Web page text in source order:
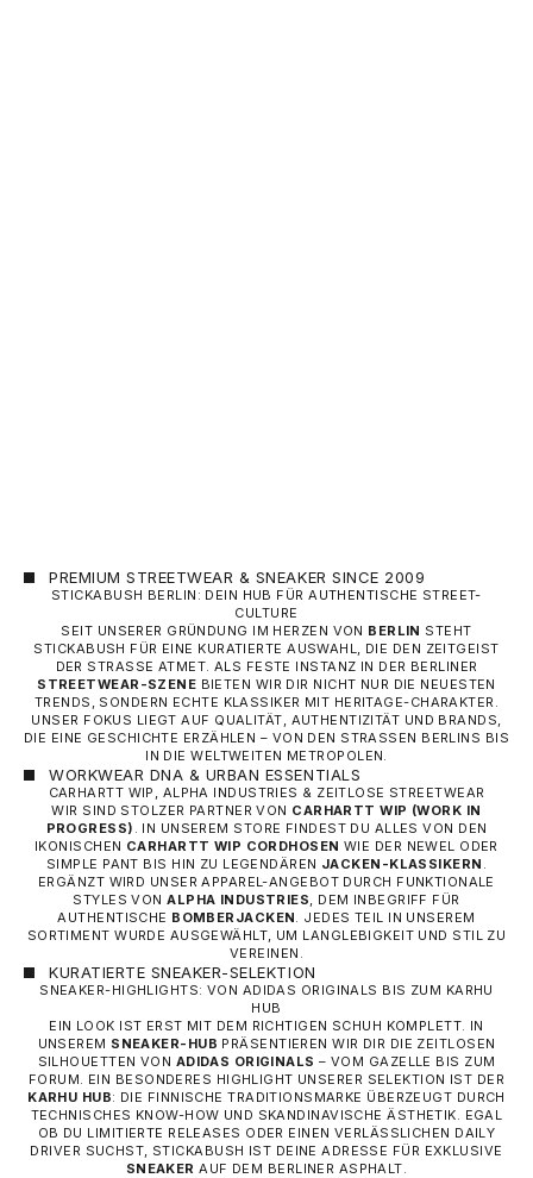
PREMIUM STREETWEAR & SNEAKER SINCE 2009
STICKABUSH BERLIN: DEIN HUB FÜR AUTHENTISCHE STREET-
CULTURE
SEIT UNSERER GRÜNDUNG IM HERZEN VON BERLIN STEHT
STICKABUSH FÜR EINE KURATIERTE AUSWAHL, DIE DEN ZEITGEIST
DER STRASSE ATMET. ALS FESTE INSTANZ IN DER BERLINER
STREETWEAR-SZENE BIETEN WIR DIR NICHT NUR DIE NEUESTEN
TRENDS, SONDERN ECHTE KLASSIKER MIT HERITAGE-CHARAKTER.
UNSER FOKUS LIEGT AUF QUALITÄT, AUTHENTIZITÄT UND BRANDS,
DIE EINE GESCHICHTE ERZÄHLEN – VON DEN STRASSEN BERLINS BIS I
N DIE WELTWEITEN METROPOLEN.
WORKWEAR DNA & URBAN ESSENTIALS
CARHARTT WIP, ALPHA INDUSTRIES & ZEITLOSE STREETWEAR
WIR SIND STOLZER PARTNER VON CARHARTT WIP (WORK IN
PROGRESS)
. IN UNSEREM STORE FINDEST DU ALLES VON DEN
IKONISCHEN CARHARTT WIP CORDHOSENWIE DER NEWEL ODER
SIMPLE PANT BIS HIN ZU LEGENDÄREN JACKEN-KLASSIKERN
ERGÄNZT WIRD UNSER APPAREL-ANGEBOT DURCH FUNKTIONALE
STYLES VONALPHA INDUSTRIES , DEM INBEGRIFF FÜR
AUTHENTISCHE BOMBERJACKEN
. JEDES TEIL IN UNSEREM
SORTIMENT WURDE AUSGEWÄHLT, UM LANGLEBIGKEIT UND STIL ZU
VEREINEN.
KURATIERTE SNEAKER-SELEKTION
SNEAKER-HIGHLIGHTS: VON ADIDAS ORIGINALS BIS ZUM KARHU
HUB
EIN LOOK IST ERST MIT DEM RICHTIGEN SCHUH KOMPLETT. IN
UNSEREM SNEAKER-HUB PRÄSENTIEREN WIR DIR DIE ZEITLOSEN
SILHOUETTEN VON ADIDAS ORIGINALS – VOM GAZELLE BIS ZUM
FORUM. EIN BESONDERES HIGHLIGHT UNSERER SELEKTION IST DER
KARHU HUB: DIE FINNISCHE TRADITIONSMARKE ÜBERZEUGT DURCH
TECHNISCHES KNOW-HOW UND SKANDINAVISCHE ÄSTHETIK. EGAL
OB DU LIMITIERTE RELEASES ODER EINEN VERLÄSSLICHEN DAILY
DRIVER SUCHST, STICKABUSH IST DEINE ADRESSE FÜR EXKLUSIVE
SNEAKER AUF DEM BERLINER ASPHALT.